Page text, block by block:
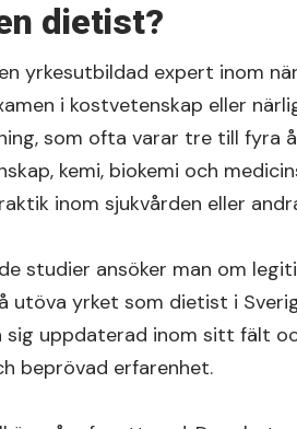
dietist?
yrkesutbildad expert inom
i kostvetenskap eller
som ofta varar tre till fyra
kemi, biokemi och
inom sjukvården eller
studier ansöker man om
utöva yrket som dietist i
sig uppdaterad inom sitt fält
beprövad erfarenhet.